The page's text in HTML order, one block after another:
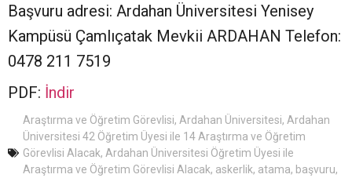
Başvuru adresi: Ardahan Üniversitesi Yenisey
Kampüsü Çamlıçatak Mevkii ARDAHAN Telefon:
0478 211 7519
PDF: İndir
Araştırma ve Öğretim Görevlisi, Ardahan Üniversitesi, Ardahan
Üniversitesi 42 Öğretim Üyesi ile 14 Araştırma ve Öğretim
Görevlisi Alacak, Ardahan Üniversitesi Öğretim Üyesi ile
Araştırma ve Öğretim Görevlisi Alacak, askerlik, atama, başvuru,